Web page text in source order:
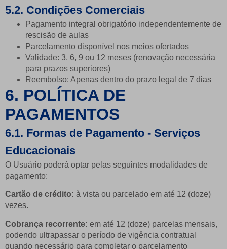
5.2. Condições Comerciais
Pagamento integral obrigatório independentemente de
rescisão de aulas
Parcelamento disponível nos meios ofertados
Validade: 3, 6, 9 ou 12 meses (renovação necessária
para prazos superiores)
Reembolso: Apenas dentro do prazo legal de 7 dias
6. POLÍTICA DE
PAGAMENTOS
6.1. Formas de Pagamento - Serviços
Educacionais
O Usuário poderá optar pelas seguintes modalidades de
pagamento:
Cartão de crédito: à vista ou parcelado em até 12 (doze)
vezes.
Cobrança recorrente: em até 12 (doze) parcelas mensais,
podendo ultrapassar o período de vigência contratual
quando necessário para completar o parcelamento